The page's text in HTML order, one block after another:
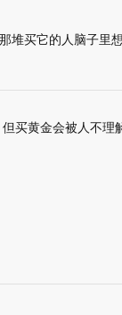
堆买它的人脑子里
买黄金会被人不理